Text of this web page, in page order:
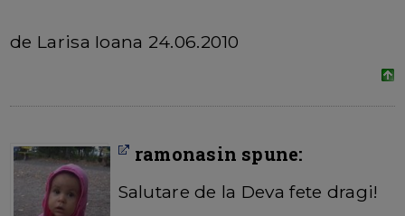
de Larisa Ioana 24.06.2010
ramonasin spune:
Salutare de la Deva fete dragi!